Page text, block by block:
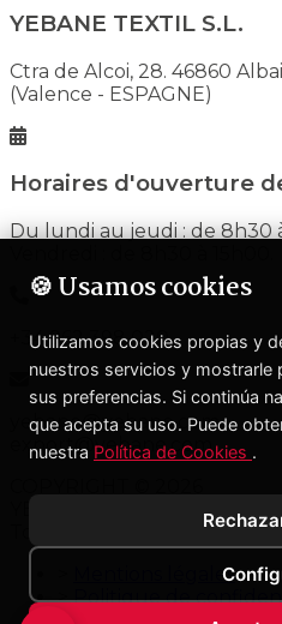
YEBANE TEXTIL S.L.
Ctra de Alcoi, 28. 46860
(Valence - ESPAGNE)
Horaires d'ouverture
Du lundi au jeudi : de 8h30
+34 962 398 020
yebane@yebane.com
export@yebane.com
Mentions légales
>Politique de
🍪 Usamos cookies
Utilizamos cookies propias y
nuestros servicios y mostrarle
sus preferencias. Si continúa
que acepta su uso. Puede
nuestra Política de Cookies .